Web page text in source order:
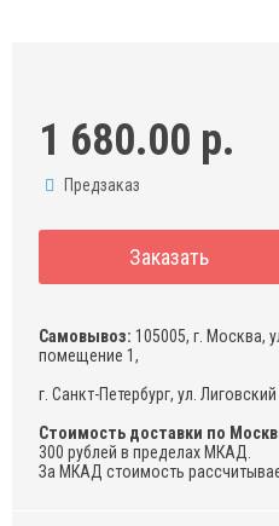
1 680.00 р.
Предзаказ
Заказать
Самовывоз: 105005, г. Москва,
помещение 1,
г. Санкт-Петербург, ул.
Стоимость доставки по
300 рублей в пределах МКАД.
За МКАД стоимость